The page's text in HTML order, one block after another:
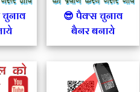
चुनाव
😎 पैक्स चुनाव
बैनर बनाये